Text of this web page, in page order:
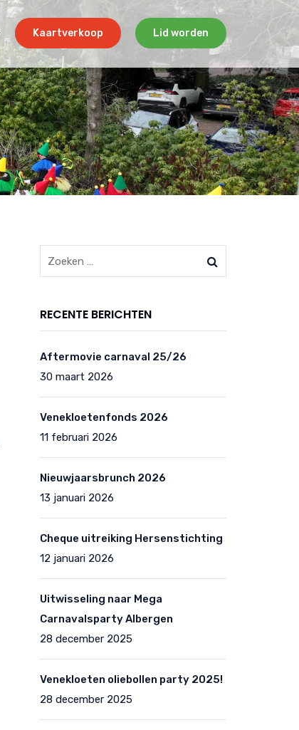
Kaartverkoop Lid worden
RECENTE BERICHTEN
Aftermovie carnaval 25/26
30 maart 2026
Venekloetenfonds 2026
11 februari 2026
Nieuwjaarsbrunch 2026
13 januari 2026
Cheque uitreiking Hersenstichting
12 januari 2026
Uitwisseling naar Mega
Carnavalsparty Albergen
28 december 2025
Venekloeten oliebollen party 2025!
28 december 2025